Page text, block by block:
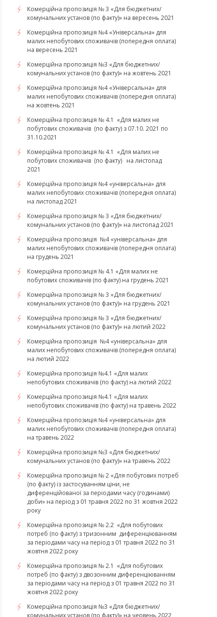
Комерційна пропозиція № 3 «Для бюджетних/
комунальних установ (по факту)» на вересень 2021
Комерційна пропозиція №4 «Універсальна» для
малих непобутових споживачів (попередня оплата)
на вересень 2021
Комерційна пропозиція №3 «Для бюджетних/
комунальних установ (по факту)» на жовтень 2021
Комерційна пропозиція №4 «Універсальна» для
малих непобутових споживачів (попередня оплата)
на жовтень 2021
Комерційна пропозиція № 4.1 «Для малих не
побутових споживачів (по факту) з 07.10. 2021 по
31.10.2021
​​​​​​​Комерційна пропозиція № 4.1 «Для малих не
побутових споживачів (по факту) на листопад
2021
Комерційна пропозиція №4 «універсальна» для
малих непобутових споживачів (попередня оплата)
на листопад 2021
Комерційна пропозиція № 3 «Для бюджетних/
комунальних установ (по факту)» на листопад 2021
Комерційна пропозиція №4 «універсальна» для
малих непобутових споживачів (попередня оплата)
на грудень 2021
Комерційна пропозиція № 4.1 «Для малих не
побутових споживачів (по факту) на грудень 2021
Комерційна пропозиція № 3 «Для бюджетних/
комунальних установ (по факту)» на грудень 2021
​​​​​​Комерційна пропозиція № 3 «Для бюджетних/
комунальних установ (по факту)» на лютий 2022
Комерційна пропозиція №4 «універсальна» для
малих непобутових споживачів (попередня оплата)
на лютий 2022
​​​​​​​Комерційна пропозиція №4.1 «Для малих
непобутових споживачів (по факту) на лютий 2022
Комерційна пропозиція №4.1 «Для малих
непобутових споживачів (по факту) на травень 2022
Комерційна пропозиція №4 «універсальна» для
малих непобутових споживачів (попередня оплата)
на травень 2022
Комерційна пропозиція №3 «Для бюджетних/
комунальних установ (по факту)» на травень 2022
Комерційна пропозиція № 2 «Для побутових потреб
(по факту) із застосуванням ціни, не
диференційованої за періодами часу (годинами)
доби» на період з 01 травня 2022 по 31 жовтня 2022
року
Комерційна пропозиція № 2.2 «Для побутових
потреб (по факту) з тризонним диференціюванням
за періодами часу на період з 01 травня 2022 по 31
жовтня 2022 року
Комерційна пропозиція № 2.1 «Для побутових
потреб (по факту) з двозонним диференціюванням
за періодами часу на період з 01 травня 2022 по 31
жовтня 2022 року
Комерційна пропозиція №3 «Для бюджетних/
комунальних установ (по факту)» на червень 2022